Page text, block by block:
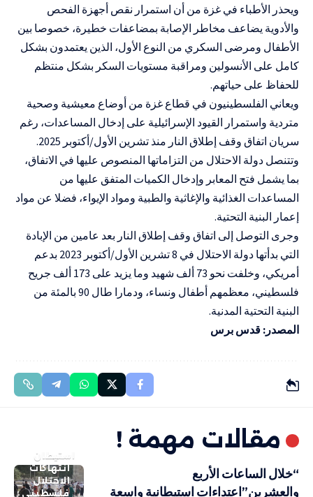
ويحذر الأطباء في غزة من أن استمرار نقص أجهزة الفحص
والأدوية يضاعف مخاطر الإصابة بمضاعفات خطيرة، خصوصا بين
الأطفال ومرضى السكري من النوع الأول، الذين يعتمدون بشكل
كامل على الأنسولين ومراقبة مستويات السكر بشكل منتظم
للحفاظ على حياتهم.
ويعاني الفلسطينيون في قطاع غزة من أوضاع معيشية وصحية
متردية واستمرار القيود الإسرائيلية على إدخال المساعدات، رغم
سريان اتفاق وقف إطلاق النار منذ تشرين الأول/أكتوبر 2025.
وتتنصل دولة الاحتلال من التزاماتها المنصوص عليها في الاتفاق،
بما يشمل فتح المعابر وإدخال الكميات المتفق عليها من
المساعدات الغذائية والإغاثية والطبية ومواد الإيواء، فضلا عن مواد
إعمار البنية التحتية.
وجرى التوصل إلى اتفاق وقف إطلاق النار بعد عامين من الإبادة
التي بدأتها دولة الاحتلال في 8 تشرين الأول/أكتوبر 2023 بدعم
أمريكي، وخلفت نحو 73 ألف شهيد وما يزيد على 173 ألف جريح
فلسطيني، معظمهم أطفال ونساء، ودمارا طال 90 بالمئة من
البنية التحتية المدنية.
المصدر: قدس برس
مقالات مهمة !
استيطان
انتهاكات
الاحتلال
فلسطيني
“خلال الساعات الأربع
والعشرين”اعتداءات استيطانية واسعة